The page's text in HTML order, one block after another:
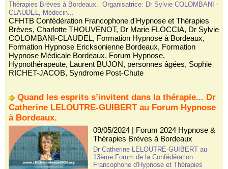
Thérapies Brèves à Bordeaux. Organisatrice: Dr Sylvie COLOMBANI -
CLAUDEL, Médecin...
CFHTB Confédération Francophone d'Hypnose et Thérapies
Brèves, Charlotte THOUVENOT, Dr Marie FLOCCIA, Dr Sylvie
COLOMBANI-CLAUDEL, Formation Hypnose à Bordeaux,
Formation Hypnose Ericksonienne Bordeaux, Formation
Hypnose Médicale Bordeaux, Forum Hypnose,
Hypnothérapeute, Laurent BUJON, personnes âgées, Sophie
RICHET-JACOB, Syndrome Post-Chute
Quand les esprits s’invitent dans la thérapie... Dr
Catherine LELOUTRE-GUIBERT au Forum Hypnose
à Bordeaux.
09/05/2024| Forum 2024 Hypnose &
Thérapies Brèves à Bordeaux
Dr Catherine LELOUTRE-GUIBERT au
13ème Forum de la Confédération
Francophone d'Hypnose et Thérapies